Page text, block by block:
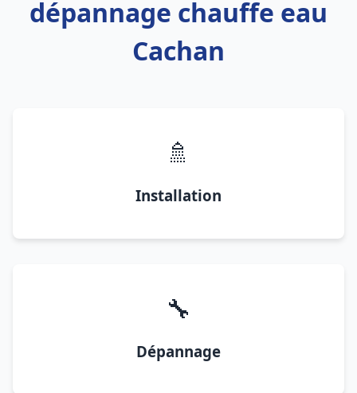
dépannage chauffe eau
Cachan
🚿
Installation
🔧
Dépannage